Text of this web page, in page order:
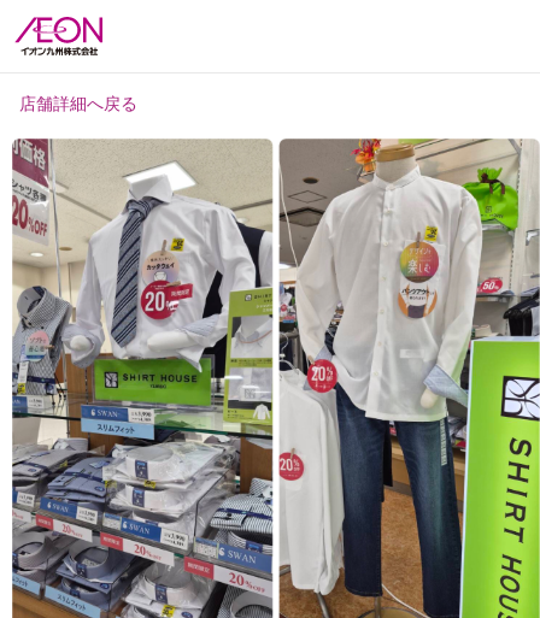
店舗詳細へ戻る